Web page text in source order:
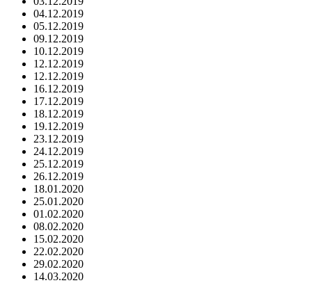
04.12.2019
05.12.2019
09.12.2019
10.12.2019
12.12.2019
12.12.2019
16.12.2019
17.12.2019
18.12.2019
19.12.2019
23.12.2019
24.12.2019
25.12.2019
26.12.2019
18.01.2020
25.01.2020
01.02.2020
08.02.2020
15.02.2020
22.02.2020
29.02.2020
14.03.2020